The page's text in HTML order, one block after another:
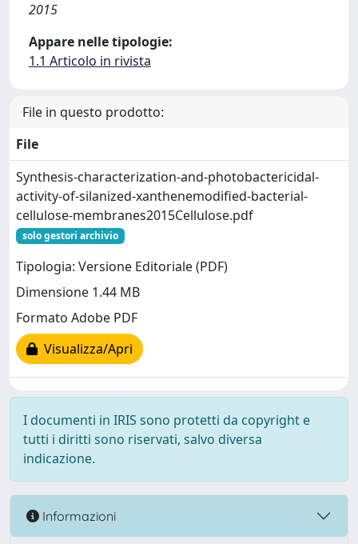
2015
Appare nelle tipologie:
1.1 Articolo in rivista
File in questo prodotto:
File
Synthesis-characterization-and-photobactericidal-
activity-of-silanized-xanthenemodified-bacterial-
cellulose-membranes2015Cellulose.pdf
solo gestori archivio
Tipologia: Versione Editoriale (PDF)
Dimensione 1.44 MB
Formato Adobe PDF
Visualizza/Apri
I documenti in IRIS sono protetti da copyright e
tutti i diritti sono riservati, salvo diversa
indicazione.
Informazioni